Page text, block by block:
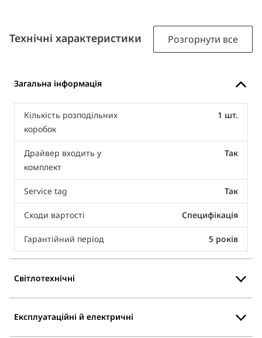
Технічні характеристики Розгорнути все
Загальна інформація
Кількість розподільних
коробок
1 шт.
Драйвер входить у
комплект
Так
Service tag Так
Сходи вартості Специфікація
Гарантійний період 5 років
Світлотехнічні
Експлуатаційні й електричні